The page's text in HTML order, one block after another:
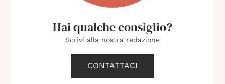
Hai qualche consiglio?
Scrivi alla nostra redazione
CONTATTACI